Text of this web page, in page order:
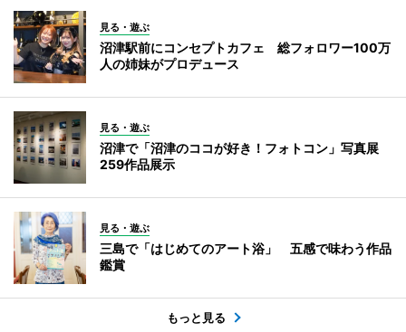
見る・遊ぶ
沼津駅前にコンセプトカフェ 総フォロワー100万
人の姉妹がプロデュース
見る・遊ぶ
沼津で「沼津のココが好き！フォトコン」写真展
259作品展示
見る・遊ぶ
三島で「はじめてのアート浴」 五感で味わう作品
鑑賞
もっと見る